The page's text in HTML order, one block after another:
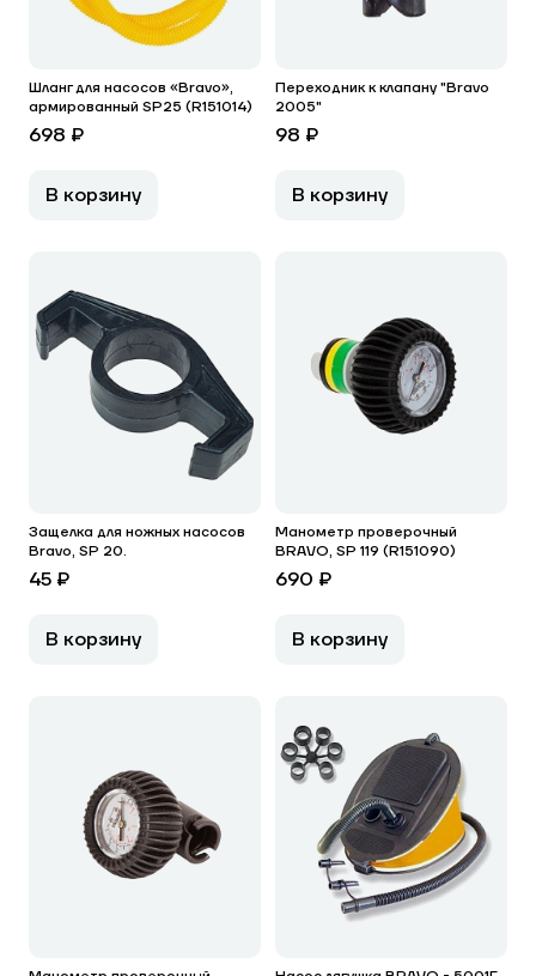
Шланг для насосов «Bravo»,
армированный SP25 (R151014)
698 ₽
В корзину
Переходник к клапану "Bravo
2005"
98 ₽
В корзину
Защелка для ножных насосов
Bravo, SP 20.
45 ₽
В корзину
Манометр проверочный
BRAVO, SP 119 (R151090)
690 ₽
В корзину